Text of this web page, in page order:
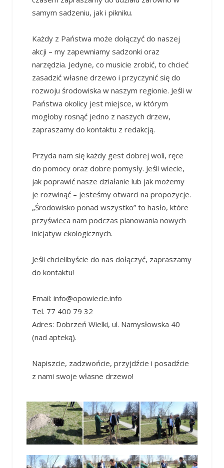
samym sadzeniu, jak i pikniku.
Każdy z Państwa może dołączyć do naszej
akcji – my zapewniamy sadzonki oraz
narzędzia. Jedyne, co musicie zrobić, to chcieć
zasadzić własne drzewo i przyczynić się do
rozwoju środowiska w naszym regionie. Jeśli w
Państwa okolicy jest miejsce, w którym
mogłoby rosnąć jedno z naszych drzew,
zapraszamy do kontaktu z redakcją.
Przyda nam się każdy gest dobrej woli, ręce
do pomocy oraz dobre pomysły. Jeśli wiecie,
jak poprawić nasze działanie lub jak możemy
je rozwinąć – jesteśmy otwarci na propozycje.
„Środowisko ponad wszystko” to hasło, które
przyświeca nam podczas planowania nowych
inicjatyw ekologicznych.
Jeśli chcielibyście do nas dołączyć, zapraszamy
do kontaktu!
Email: info@opowiecie.info
Tel. 77 400 79 32
Adres: Dobrzeń Wielki, ul. Namysłowska 40
(nad apteką).
Napiszcie, zadzwońcie, przyjdźcie i posadźcie
z nami swoje własne drzewo!